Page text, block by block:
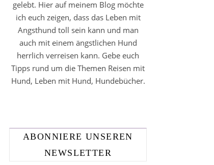
gelebt. Hier auf meinem Blog möchte
ich euch zeigen, dass das Leben mit
Angsthund toll sein kann und man
auch mit einem ängstlichen Hund
herrlich verreisen kann. Gebe euch
Tipps rund um die Themen Reisen mit
Hund, Leben mit Hund, Hundebücher.
ABONNIERE UNSEREN
NEWSLETTER